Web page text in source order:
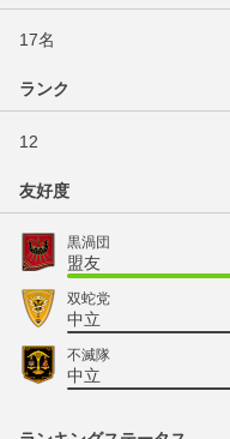
17名
ランク
12
友好度
黒渦団
盟友
双蛇党
中立
不滅隊
中立